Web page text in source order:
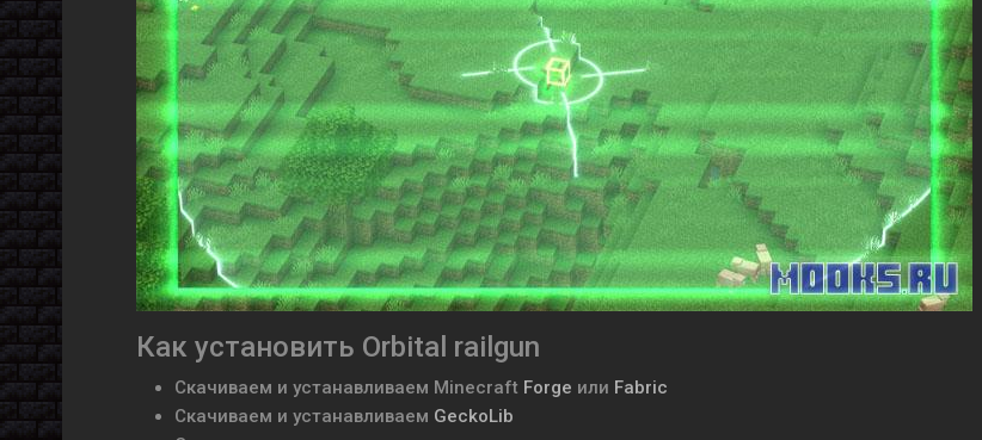
Как установить Orbital railgun
Скачиваем и устанавливаем Minecraft Forge или Fabric
Скачиваем и устанавливаем GeckoLib